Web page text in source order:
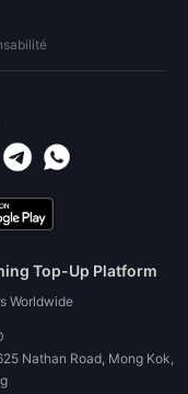
Top-Up Platform
Worldwide
Nathan Road, Mong Kok,